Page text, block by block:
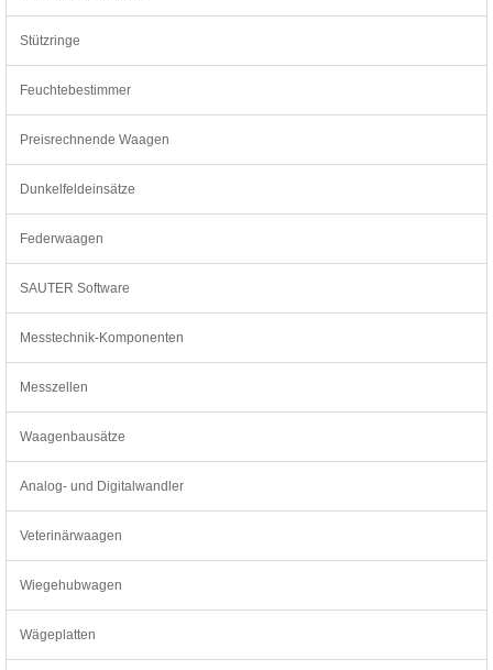
Stützringe
Feuchtebestimmer
Preisrechnende Waagen
Dunkelfeldeinsätze
Federwaagen
SAUTER Software
Messtechnik-Komponenten
Messzellen
Waagenbausätze
Analog- und Digitalwandler
Veterinärwaagen
Wiegehubwagen
Wägeplatten